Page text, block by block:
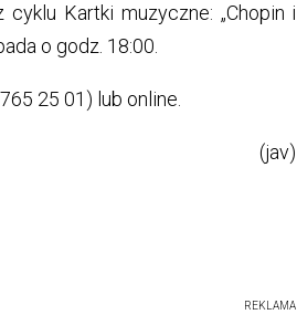
Kartki muzyczne: „Chopin i
o godz. 18:00.
25 01) lub online.
(jav)
REKLAMA